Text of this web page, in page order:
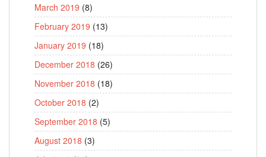
March 2019 (8)
February 2019 (13)
January 2019 (18)
December 2018 (26)
November 2018 (18)
October 2018 (2)
September 2018 (5)
August 2018 (3)